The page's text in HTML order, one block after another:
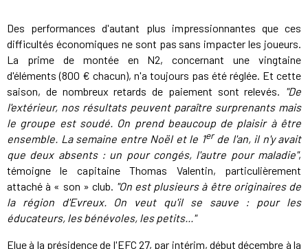
Des performances d'autant plus impressionnantes que ces
difficultés économiques ne sont pas sans impacter les joueurs.
La prime de montée en N2, concernant une vingtaine
d'éléments (800 € chacun), n'a toujours pas été réglée. Et cette
saison, de nombreux retards de paiement sont relevés. "De
l'extérieur, nos résultats peuvent paraître surprenants mais
le groupe est soudé. On prend beaucoup de plaisir à être
ensemble. La semaine entre Noël et le 1erde l'an, il n'y avait
que deux absents : un pour congés, l'autre pour maladie",
témoigne le capitaine Thomas Valentin, particulièrement
attaché à « son » club. "On est plusieurs à être originaires de
la région d'Evreux. On veut qu'il se sauve : pour les
éducateurs, les bénévoles, les petits..."
Elue à la présidence de l'EFC 27, par intérim, début décembre à la